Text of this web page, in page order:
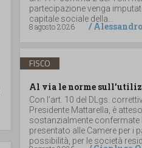
partecipazione venga
capitale sociale della...
8 agosto 2026
/
FISCO
Al via le norme
Con l’art. 10 del DLgs.
Presidente Mattarella, è
sostanzialmente confermate
presentato alle Camere per i
possibilità, per le società